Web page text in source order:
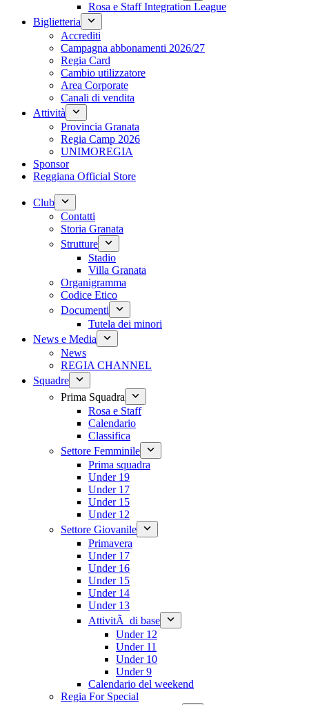
Rosa e Staff Integration League
Biglietteria
Accrediti
Campagna abbonamenti 2026/27
Regia Card
Cambio utilizzatore
Area Corporate
Canali di vendita
Attività
Provincia Granata
Regia Camp 2026
UNIMOREGIA
Sponsor
Reggiana Official Store
Club
Contatti
Storia Granata
Strutture
Stadio
Villa Granata
Organigramma
Codice Etico
Documenti
Tutela dei minori
News e Media
News
REGIA CHANNEL
Squadre
Prima Squadra
Rosa e Staff
Calendario
Classifica
Settore Femminile
Prima squadra
Under 19
Under 17
Under 15
Under 12
Settore Giovanile
Primavera
Under 17
Under 16
Under 15
Under 14
Under 13
AttivitÃ di base
Under 12
Under 11
Under 10
Under 9
Calendario del weekend
Regia For Special